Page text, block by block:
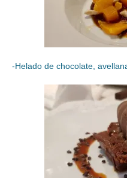
-Helado de chocolate,